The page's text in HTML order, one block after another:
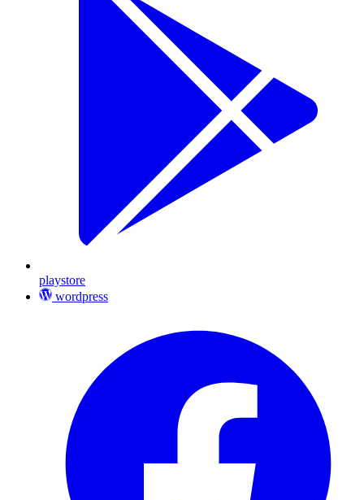
playstore
wordpress